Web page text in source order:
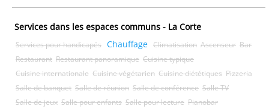
Services dans les espaces communs - La Corte
Services pour handicapés Chauffage Climatisation Ascenseur Bar
Restaurant Restaurant panoramique Cuisine typique
Cuisine internationale Cuisine végétarien Cuisine diététiques Pizzeria
Salle de banquet Salle de réunion Salle de conférence Salle TV
Salle de jeux Salle pour enfants Salle pour lecture Pianobar